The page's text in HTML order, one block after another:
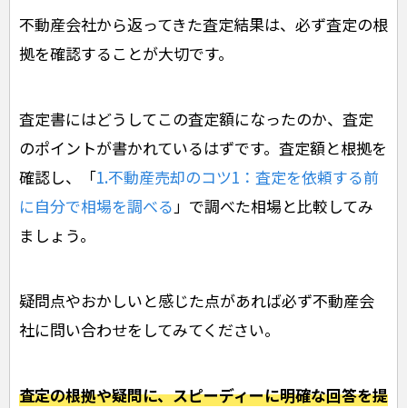
不動産会社から返ってきた査定結果は、必ず査定の根
拠を確認することが大切です。
査定書にはどうしてこの査定額になったのか、査定
のポイントが書かれているはずです。査定額と根拠を
確認し、「1.不動産売却のコツ1：査定を依頼する前
に自分で相場を調べる」で調べた相場と比較してみ
ましょう。
疑問点やおかしいと感じた点があれば必ず不動産会
社に問い合わせをしてみてください。
査定の根拠や疑問に、スピーディーに明確な回答を提